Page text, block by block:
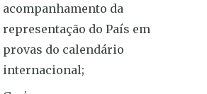
acompanhamento da
representação do País em
provas do calendário
internacional;